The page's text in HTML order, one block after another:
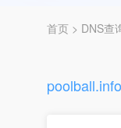
首页 > DNS查
poolball.info